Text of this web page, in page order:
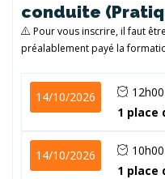
conduite
Pour vous inscrire, il faut
préalablement payé la
14/10/2026
1 place
14/10/2026
1 place